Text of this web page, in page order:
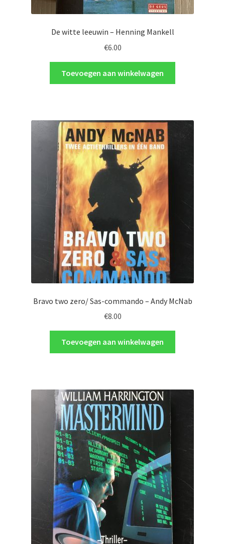
De witte leeuwin – Henning Mankell
€6.00
Toevoegen aan winkelwagen
Bravo two zero/ Sas-commando – Andy McNab
€8.00
Toevoegen aan winkelwagen